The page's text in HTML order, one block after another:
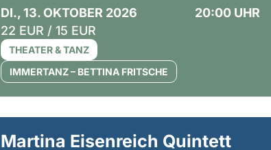
DI., 13. OKTOBER 2026
20:00 UHR
22 EUR / 15 EUR
THEATER & TANZ
IMMERTANZ – BETTINA FRITSCHE
Martina Eisenreich Quintett